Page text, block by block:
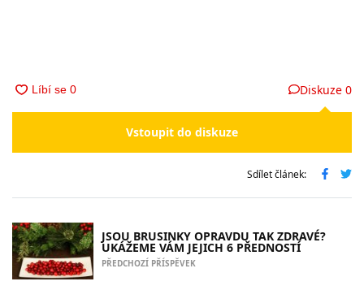
Diskuze 0
Vstoupit do diskuze
Sdílet článek:
JSOU BRUSINKY OPRAVDU TAK ZDRAVÉ?
UKÁŽEME VÁM JEJICH 6 PŘEDNOSTÍ
PŘEDCHOZÍ PŘÍSPĚVEK